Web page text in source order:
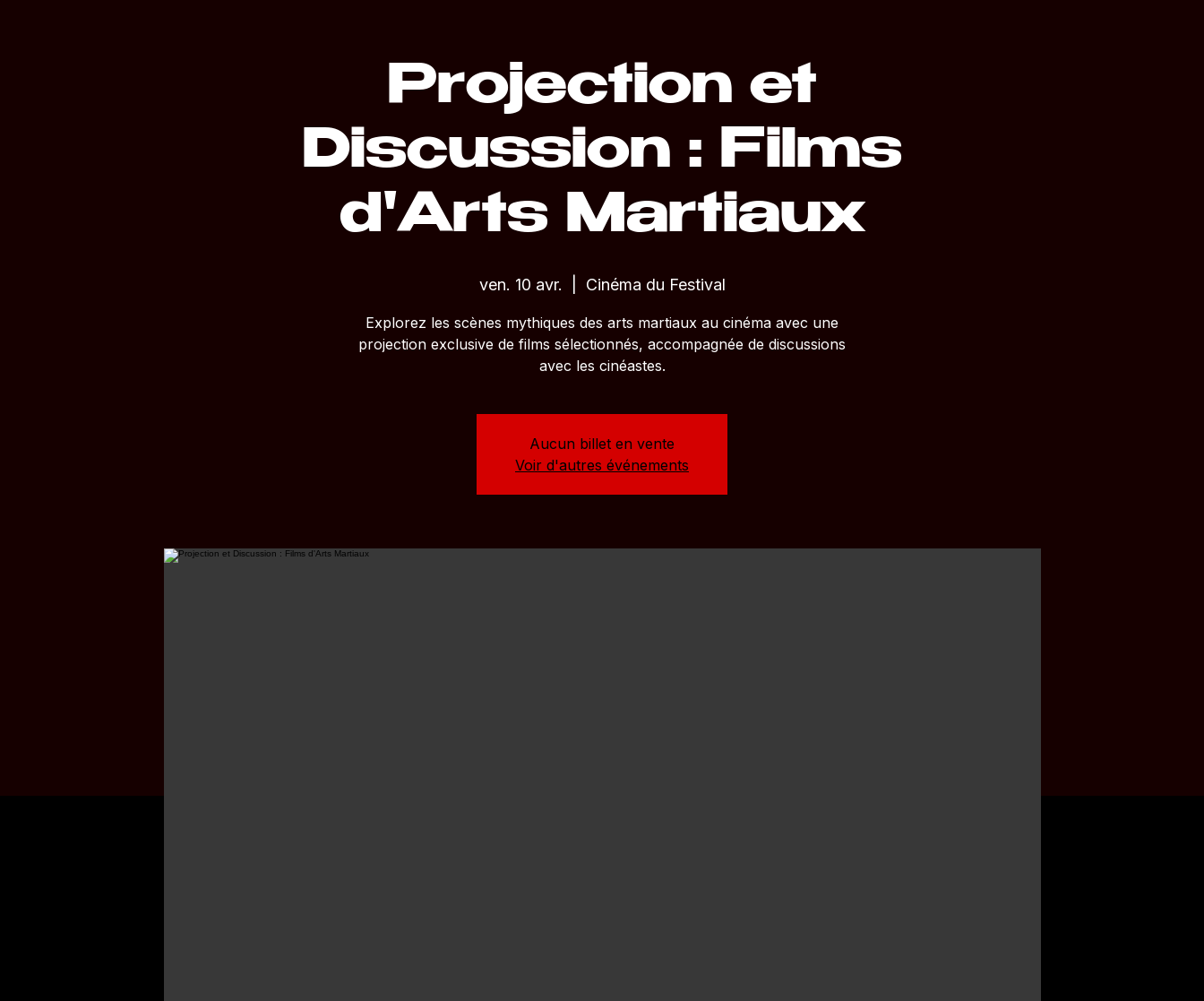
Projection et
Discussion : Films
d'Arts Martiaux
ven. 10 avr. Cinéma du Festival
Explorez les scènes mythiques des arts martiaux au cinéma avec une
projection exclusive de films sélectionnés, accompagnée de discussions
avec les cinéastes.
Aucun billet en vente
Voir d'autres événements